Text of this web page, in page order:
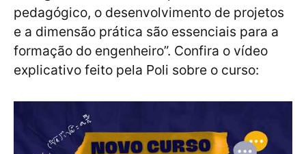
pedagógico, o desenvolvimento de projetos
e a dimensão prática são essenciais para a
formação do engenheiro”. Confira o vídeo
explicativo feito pela Poli sobre o curso: